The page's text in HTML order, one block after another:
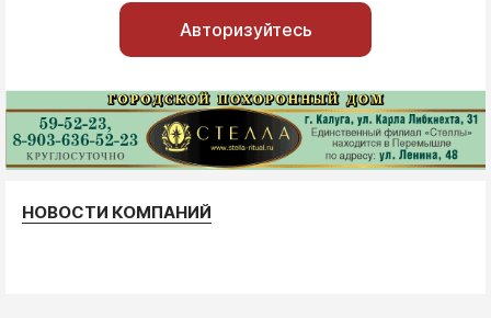
Авторизуйтесь
НОВОСТИ КОМПАНИЙ